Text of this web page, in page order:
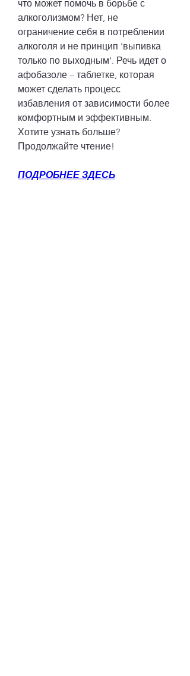
что может помочь в борьбе с
алкоголизмом? Нет, не
ограничение себя в потреблении
алкоголя и не принцип 'выпивка
только по выходным'. Речь идет о
афобазоле – таблетке, которая
может сделать процесс
избавления от зависимости более
комфортным и эффективным.
Хотите узнать больше?
Продолжайте чтение!
ПОДРОБНЕЕ ЗДЕСЬ